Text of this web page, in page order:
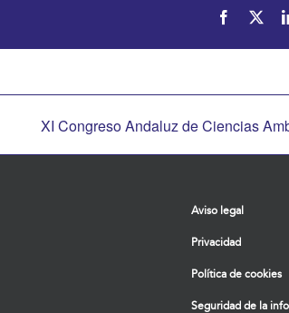
Facebook
XI Congreso Andaluz de Ciencias
Aviso legal
Privacidad
Política de cookies
Seguridad de la